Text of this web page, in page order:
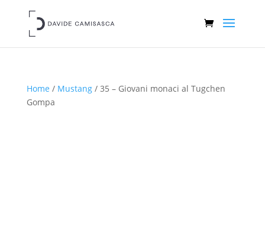
Home / Mustang/ 35 – Giovani monaci al Tugchen
Gompa